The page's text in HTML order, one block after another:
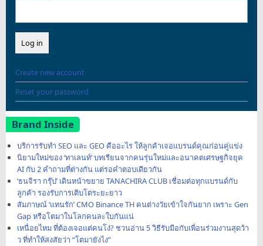
Create new account
Reset your password
Brand Inside
บริการรับทำ SEO และ GEO คืออะไร ให้ลูกค้าเจอแบรนด์คุณก่อนคู่แข่ง
นิยามใหม่ของ ‘ทาเลนท์’ บทเรียนจากคนรุ่นใหม่และอนาคตเศรษฐกิจยุค
AI กับ 2 คำถามที่ต่างกัน แต่รอคำตอบเดียวกัน
‘ธนจิรา กรุ๊ป’ เดินหน้าขยาย TANACHIRA CLUB เชื่อมต่อทุกแบรนด์กับ
ลูกค้า รองรับการเติบโตระยะยาว
สัมภาษณ์ ‘แทนรัก’ CMO Binance TH คนต่างวัยเข้าใจกันยาก เพราะ Gen
Gap หรือโตมาในโลกคนละใบกันแน่
เหนื่อยไหม ที่ต้องเจอแต่คนโง่? ชวนอ่าน 5 วิธีรับมือกับเพื่อนร่วมงานสุดว้า
ว ที่ทำให้สงสัยว่า “โตมายังไง”